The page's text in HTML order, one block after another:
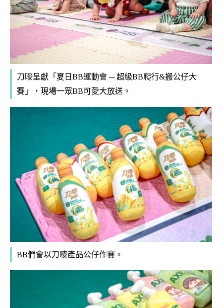
刀嘜呈獻「夏日BB運動會 ─ 超級BB爬行&搬公仔大
賽」，現場一眾BB可愛大放送。
BB們會以刀嘜產品公仔作賽。